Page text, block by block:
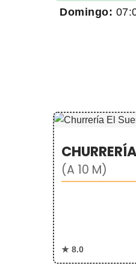
Domingo:
(A 10 M)
★ 8.0